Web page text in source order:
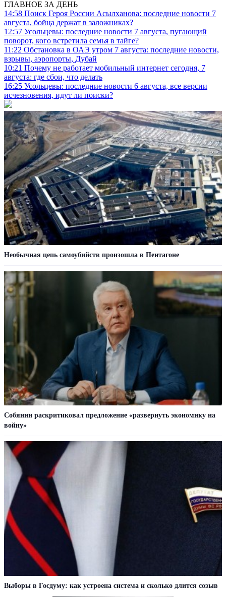
ГЛАВНОЕ ЗА ДЕНЬ
14:58 Поиск Героя России Асылханова: последние новости 7
августа, бойца держат в заложниках?
12:57 Усольцевы: последние новости 7 августа, пугающий
поворот, кого встретила семья в тайге?
11:22 Обстановка в ОАЭ утром 7 августа: последние новости,
взрывы, аэропорты, Дубай
10:21 Почему не работает мобильный интернет сегодня, 7
августа: где сбои, что делать
16:25 Усольцевы: последние новости 6 августа, все версии
исчезновения, идут ли поиски?
Необычная цепь самоубийств произошла в Пентагоне
Собянин раскритиковал предложение «развернуть экономику на
войну»
Выборы в Госдуму: как устроена система и сколько длится созыв